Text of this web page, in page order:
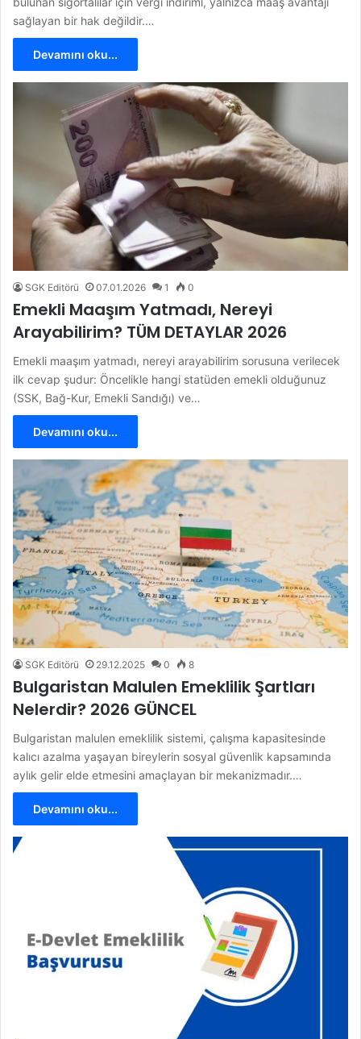
sağlayan bir hak değildir.…
Devamını oku...
SGK Editörü 07.01.2026 1 0
Emekli Maaşım Yatmadı, Nereyi
Arayabilirim? TÜM DETAYLAR 2026
Emekli maaşım yatmadı, nereyi arayabilirim sorusuna verilecek
ilk cevap şudur: Öncelikle hangi statüden emekli olduğunuz
(SSK, Bağ-Kur, Emekli Sandığı) ve…
Devamını oku...
SGK Editörü 29.12.2025 0 8
Bulgaristan Malulen Emeklilik Şartları
Nelerdir? 2026 GÜNCEL
Bulgaristan malulen emeklilik sistemi, çalışma kapasitesinde
kalıcı azalma yaşayan bireylerin sosyal güvenlik kapsamında
aylık gelir elde etmesini amaçlayan bir mekanizmadır.…
Devamını oku...